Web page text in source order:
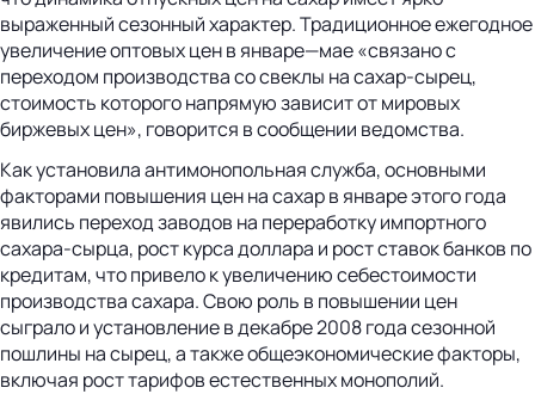
выраженный сезонный характер. Традиционное ежегодное
увеличение оптовых цен в январе—мае «связано с
переходом производства со свеклы на сахар-сырец,
стоимость которого напрямую зависит от мировых
биржевых цен», говорится в сообщении ведомства.
Как установила антимонопольная служба, основными
факторами повышения цен на сахар в январе этого года
явились переход заводов на переработку импортного
сахара-сырца, рост курса доллара и рост ставок банков по
кредитам, что привело к увеличению себестоимости
производства сахара. Свою роль в повышении цен
сыграло и установление в декабре 2008 года сезонной
пошлины на сырец, а также общеэкономические факторы,
включая рост тарифов естественных монополий.